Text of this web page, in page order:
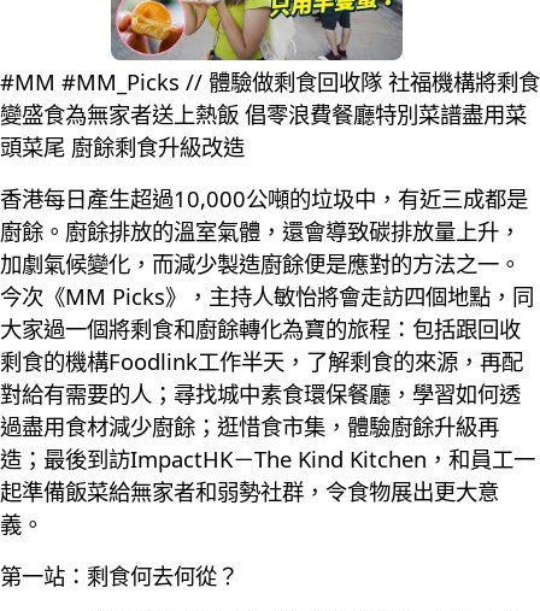
#MM #MM_Picks // 體驗做剩食回收隊 社福機構將剩食
變盛食為無家者送上熱飯 倡零浪費餐廳特別菜譜盡用菜
頭菜尾 廚餘剩食升級改造
香港每日產生超過10,000公噸的垃圾中，有近三成都是
廚餘。廚餘排放的溫室氣體，還會導致碳排放量上升，
加劇氣候變化，而減少製造廚餘便是應對的方法之一。
今次《MM Picks》，主持人敏怡將會走訪四個地點，同
大家過一個將剩食和廚餘轉化為寶的旅程：包括跟回收
剩食的機構Foodlink工作半天，了解剩食的來源，再配
對給有需要的人；尋找城中素食環保餐廳，學習如何透
過盡用食材減少廚餘；逛惜食市集，體驗廚餘升級再
造；最後到訪ImpactHK－The Kind Kitchen，和員工一
起準備飯菜給無家者和弱勢社群，令食物展出更大意
義。
第一站：剩食何去何從？